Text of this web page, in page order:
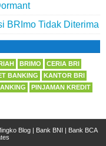
BRImo Tidak Diterima
BRIMO
CERIA BRI
BANKING
KANTOR BRI
PINJAMAN KREDIT
Blog | Bank BNI | Bank BCA